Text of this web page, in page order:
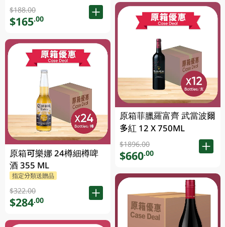
$188.00
$165.00
原箱可樂娜 24樽細樽啤
酒 355 ML
指定分類送贈品
$322.00
$284.00
原箱菲臘羅富齊 武當波爾
多紅 12 X 750ML
$1896.00
$660.00